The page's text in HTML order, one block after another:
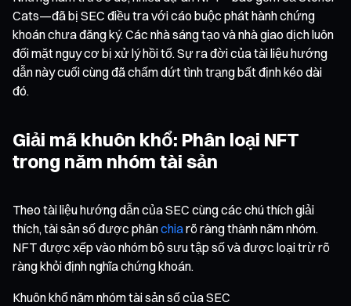
Cats—đã bị SEC điều tra với cáo buộc phát hành chứng
khoán chưa đăng ký. Các nhà sáng tạo và nhà giao dịch luôn
đối mặt nguy cơ bị xử lý hồi tố. Sự ra đời của tài liệu hướng
dẫn này cuối cùng đã chấm dứt tình trạng bất định kéo dài
đó.
Giải mã khuôn khổ: Phân loại NFT
trong năm nhóm tài sản
Theo tài liệu hướng dẫn của SEC cùng các chú thích giải
thích, tài sản số được phânchiarõ ràng thành năm nhóm.
NFT được xếp vào nhóm bộ sưu tập số và được loại trừ rõ
ràng khỏi định nghĩa chứng khoán.
Khuôn khổ năm nhóm tài sản số của SEC